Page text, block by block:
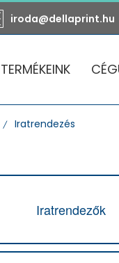
iroda@dellaprint.hu
TERMÉKEINK
Iratrendezés
Iratrendezők